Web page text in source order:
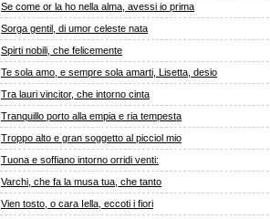
Se come or la ho nella alma, avessi io prima
Sorga gentil, di umor celeste nata
Spirti nobili, che felicemente
Te sola amo, e sempre sola amarti, Lisetta, desio
Tra lauri vincitor, che intorno cinta
Tranquillo porto alla empia e ria tempesta
Troppo alto e gran soggetto al picciol mio
Tuona e soffiano intorno orridi venti:
Varchi, che fa la musa tua, che tanto
Vien tosto, o cara Iella, eccoti i fiori